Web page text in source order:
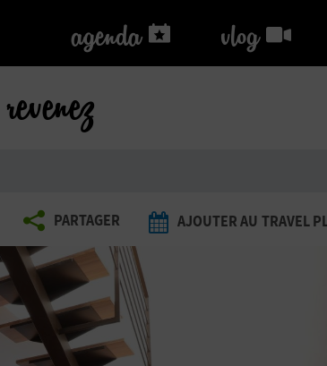
agenda
agenda vlog
vlog
revenez
PARTAGER AJOUTER AU TRAVEL